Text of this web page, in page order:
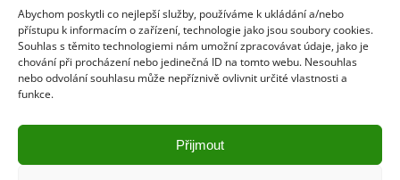
Abychom poskytli co nejlepší služby, používáme k ukládání a/nebo
přístupu k informacím o zařízení, technologie jako jsou soubory cookies.
Souhlas s těmito technologiemi nám umožní zpracovávat údaje, jako je
chování při procházení nebo jedinečná ID na tomto webu. Nesouhlas
nebo odvolání souhlasu může nepříznivě ovlivnit určité vlastnosti a
funkce.
Přijmout
Pravidla používání|Ochrana osobních údajů|Soubory cookies |
Deloitte.cz
© 2026. Více informací najdete vPravidlech používání.
Deloitte označuje jednu či více společností globální sítě členských
a přidružené subjekty (souhrnně „organizace Deloitte“). Společnost DTTL
(rovněž označovaná jako „Deloitte Global“) a každá z jejích členských
společností a jejich přidružených subjektů je samostatným a nezávislým
právním subjektem, který není oprávněn zavazovat nebo přijímat závazky